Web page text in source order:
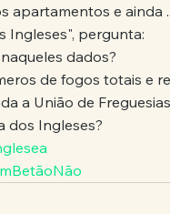
apartamentos e ainda
Ingleses", pergunta:
dados?
de fogos totais e
a União de
dos Ingleses?